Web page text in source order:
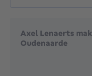
Axel Lenaerts
Oudenaarde